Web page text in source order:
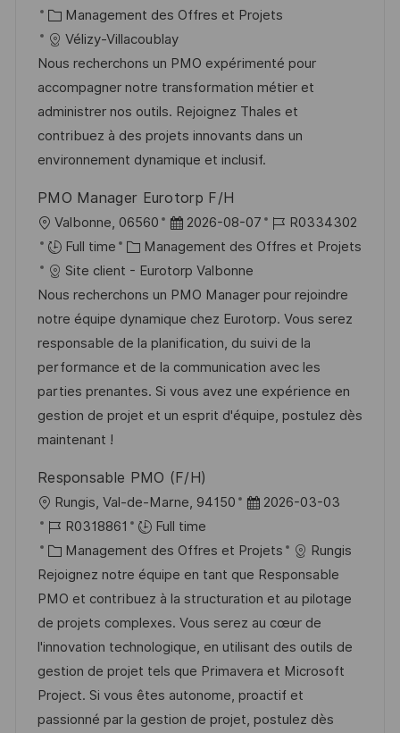
c
a
l
i
s
a
t
o
n
a
t
e
d
’
a
f
i
c
h
a
g
e
é
f
é
r
e
n
c
d
u
p
o
s
t
e
C
a
t
é
g
o
r
e
Management des Offres et Projets
Vélizy-Villacoublay
Nous recherchons un PMO expérimenté pour
accompagner notre transformation métier et
administrer nos outils. Rejoignez Thales et
contribuez à des projets innovants dans un
environnement dynamique et inclusif.
PMO Manager Eurotorp F/H
o
c
a
l
i
s
a
t
i
n
Valbonne, 06560
D
a
t
e
d
’
a
f
f
h
a
g
e
2026-08-07
R
é
é
r
e
n
c
e
o
t
e
R0334302
Full time
C
a
t
é
g
o
r
i
Management des Offres et Projets
Site client - Eurotorp Valbonne
Nous recherchons un PMO Manager pour rejoindre
notre équipe dynamique chez Eurotorp. Vous serez
responsable de la planification, du suivi de la
performance et de la communication avec les
parties prenantes. Si vous avez une expérience en
gestion de projet et un esprit d'équipe, postulez dès
maintenant !
Responsable PMO (F/H)
o
c
a
l
i
s
a
t
i
Rungis, Val-de-Marne, 94150
D
t
e
d
’
a
f
f
i
2026-03-03
R
é
f
é
r
e
n
c
e
R0318861
Full time
C
a
t
é
g
o
r
i
Management des Offres et Projets
Rungis
Rejoignez notre équipe en tant que Responsable
PMO et contribuez à la structuration et au pilotage
de projets complexes. Vous serez au cœur de
l'innovation technologique, en utilisant des outils de
gestion de projet tels que Primavera et Microsoft
Project. Si vous êtes autonome, proactif et
passionné par la gestion de projet, postulez dès